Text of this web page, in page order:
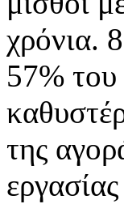
χρόνια.
57%
της